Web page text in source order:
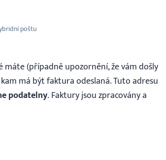
poštu
(případně upozornění, že vám došly
má být faktura odeslaná. Tuto adresu
podatelny. Faktury jsou zpracovány a